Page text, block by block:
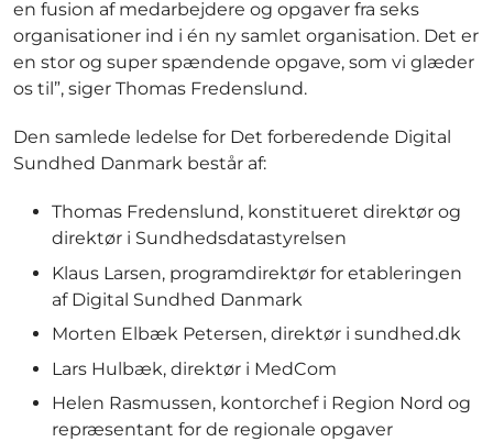
en fusion af medarbejdere og opgaver fra seks
organisationer ind i én ny samlet organisation. Det er
en stor og super spændende opgave, som vi glæder
os til”, siger Thomas Fredenslund.
Den samlede ledelse for Det forberedende Digital
Sundhed Danmark består af:
Thomas Fredenslund, konstitueret direktør og
direktør i Sundhedsdatastyrelsen
Klaus Larsen, programdirektør for etableringen
af Digital Sundhed Danmark
Morten Elbæk Petersen, direktør i sundhed.dk
Lars Hulbæk, direktør i MedCom
Helen Rasmussen, kontorchef i Region Nord og
repræsentant for de regionale opgaver